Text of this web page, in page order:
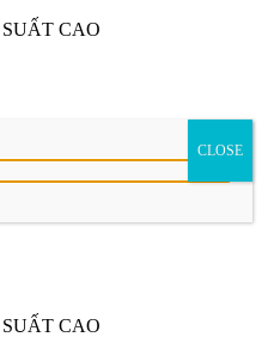
CAO
CAO
CLOSE